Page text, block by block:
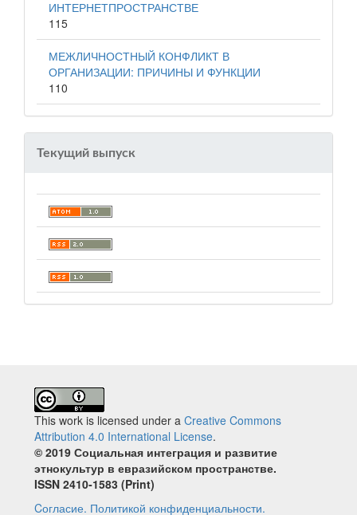
ИНТЕРНЕТПРОСТРАНСТВЕ
115
МЕЖЛИЧНОСТНЫЙ КОНФЛИКТ В
ОРГАНИЗАЦИИ: ПРИЧИНЫ И ФУНКЦИИ
110
Текущий выпуск
This work is licensed under a Creative Commons
Attribution 4.0 International License.
© 2019 Социальная интеграция и развитие
этнокультур в евразийском пространстве.
ISSN 2410‐1583 (Print)
Cогласие. Политикой конфиденциальности.